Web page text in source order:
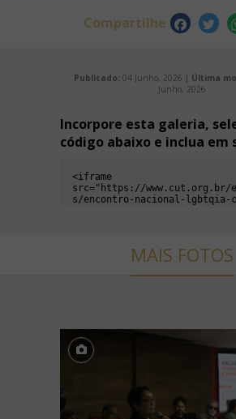
Compartilhe
Publicado: 04 Junho, 2026 | Última
Junho, 2026
Incorpore esta galeria,
código abaixo e inclua em
MAIS FOTOS